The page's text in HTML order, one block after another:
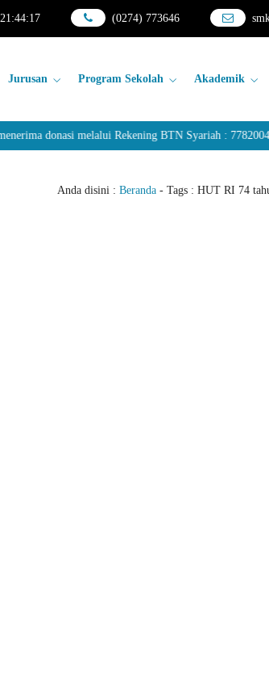
21:44:17 (0274) 773646
Jurusan Program Sekolah Akademik
donasi melalui Rekening BTN Syariah :
Anda disini : Beranda - Tags : HUT RI 74